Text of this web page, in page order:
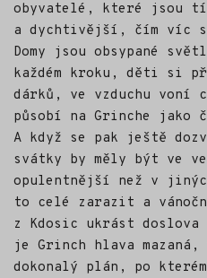
obyvatelé, které jsou
a dychtivější, čím víc
Domy jsou obsypané
každém kroku, děti si
dárků, ve vzduchu voní
působí na Grinche jako
A když se pak ještě
svátky by měly být ve
opulentnější než v
to celé zarazit a
z Kdosic ukrást doslova
je Grinch hlava
dokonalý plán, po